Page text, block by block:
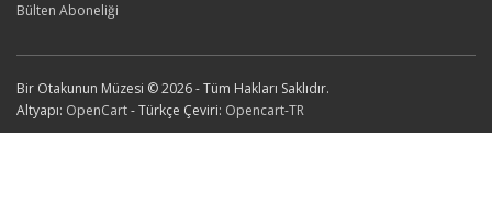
Bülten Aboneliği
Bir Otakunun Müzesi © 2026 - Tüm Hakları Saklıdır.
Altyapı: OpenCart- Türkçe Çeviri: Opencart-TR